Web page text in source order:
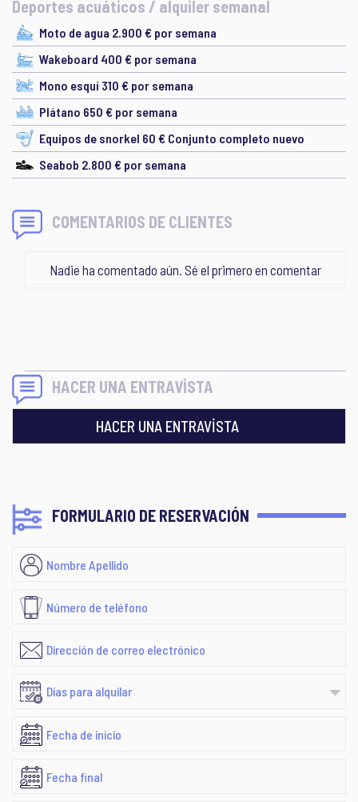
Deportes acuáticos / alquiler semanal
Moto de agua 2.900 € por semana
Wakeboard 400 € por semana
Mono esquí 310 € por semana
Plátano 650 € por semana
Equipos de snorkel 60 € Conjunto completo nuevo
Seabob 2.800 € por semana
COMENTARIOS DE CLIENTES
Nadie ha comentado aún. Sé el primero en comentar
HACER UNA ENTRAVİSTA
HACER UNA ENTRAVİSTA
FORMULARIO DE RESERVACIÓN